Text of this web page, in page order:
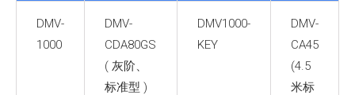
DMV-
1000
DMV-
CDA80GS
( 灰阶、
标准型 )
DMV1000-
KEY
DMV-
CA45
(4.5
米标